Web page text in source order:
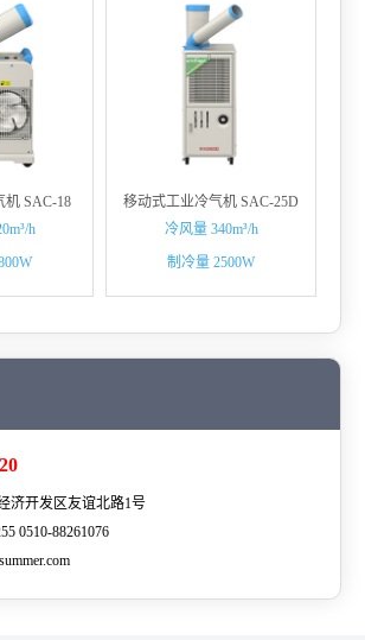
机 SAC-18
h
移动式工业冷气机 SAC-25D
冷风量 340m³/h
制冷量 2500W
济开发区友谊北路1号
0510-88261076